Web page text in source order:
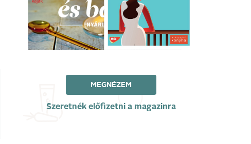
MEGNÉZEM
Szeretnék előfizetni a magazinra